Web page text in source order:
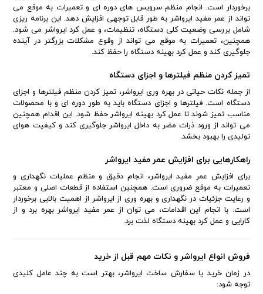
برخوردار است. انجام منظم سرویس های دوره ای و تعمیرات به موقع می
تواند از عمر مفید ایرواشر به طور قابل توجهی افزایش دهد. این برنامه ریزی
شامل بررسی وضعیت کلی دستگاه، تنظیمات، و عمل کرد ایرواشر می شود.
همچنین، تعمیرات به موقع می تواند از وقوع مشکلات بزرگتر در آینده
جلوگیری کند و عمل کرد بهینه دستگاه را حفظ کند.
تمیز کردن منظم فیلترها و اجزای دستگاه
از جمله نکات حیاتی در بهره وری ایرواشر، تمیز کردن منظم فیلترها و اجزای
دستگاه است. فیلترها و اجزای دستگاه باید به طور دوره ای و با محصولات
مناسب تمیز شوند تا عمل کرد بهینه ایرواشر حفظ شود. این اقدام همچنین
می تواند از ورود ذرات مضر به داخل ایرواشر جلوگیری کند و کیفیت هوای
تولیدی را بهبود بخشد.
راهکارهایی برای افزایش عمر مفید ایرواشر
برای افزایش عمر مفید ایرواشر، انجام دقیق و منظم عملیات نگهداری و
تعمیرات به موقع ضروری است. همچنین استفاده از قطعات اصلی و معتبر
و رعایت جزئیات در نگهداری و بهره وری از ایرواشر از اهمیت بالایی برخوردار
است. با انجام این اقدامات، می توان از عمر مفید ایرواشر بهره برد و از
کارایی و عمل کرد بهینه دستگاه لذت برد.
فروش انواع ایرواشر و نکات مهم قبل از خرید
در زمان خرید یا سفارش ساخت ایرواشر، بهتر است به چند عامل کلیدی
توجه شود: